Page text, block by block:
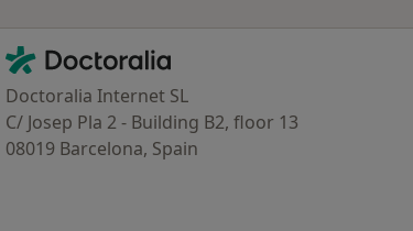
Contacto
Doctoralia - Página de inicio
Doctoralia Internet SL
C/ Josep Pla 2 - Building B2, floor 13
08019 Barcelona, Spain